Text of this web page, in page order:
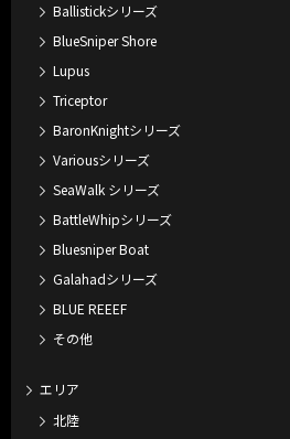
Ballistickシリーズ
BlueSniper Shore
Lupus
Triceptor
BaronKnightシリーズ
Variousシリーズ
SeaWalk シリーズ
BattleWhipシリーズ
Bluesniper Boat
Galahadシリーズ
BLUE REEEF
その他
エリア
北陸